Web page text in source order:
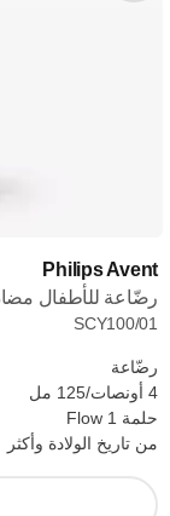
Philips Avent
رضّاعة للأطفال
SCY100/01
رضّاعة
4 أونصات/125 مل
حلمة Flow 1
من تاريخ الولادة وأكثر